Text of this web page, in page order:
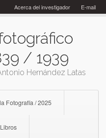
E-mail
Acerca del investigador
/ 1939
Hernández Latas
Fotografía / 2025
Libros